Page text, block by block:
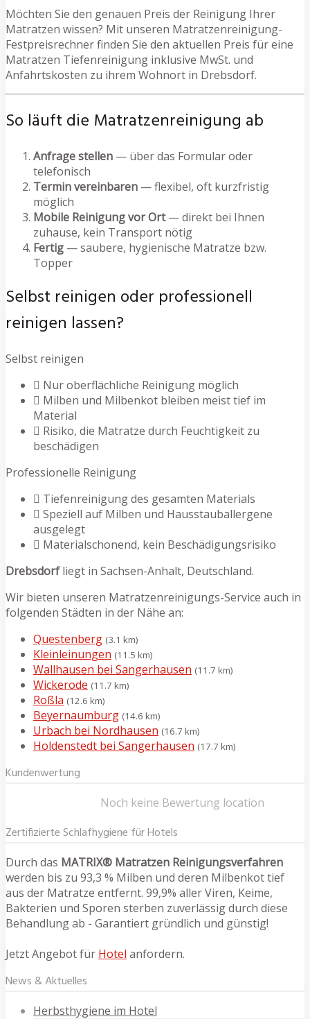
Möchten Sie den genauen Preis der Reinigung Ihrer
Matratzen wissen? Mit unseren Matratzenreinigung-
Festpreisrechner finden Sie den aktuellen Preis für eine
Matratzen Tiefenreinigung inklusive MwSt. und
Anfahrtskosten zu ihrem Wohnort in Drebsdorf.
So läuft die Matratzenreinigung ab
Anfrage stellen — über das Formular oder
telefonisch
Termin vereinbaren — flexibel, oft kurzfristig
möglich
Mobile Reinigung vor Ort— direkt bei Ihnen
zuhause, kein Transport nötig
Fertig — saubere, hygienische Matratze bzw.
Topper
Selbst reinigen oder professionell
reinigen lassen?
Selbst reinigen
Nur oberflächliche Reinigung möglich
Milben und Milbenkot bleiben meist tief im
Material
Risiko, die Matratze durch Feuchtigkeit zu
beschädigen
Professionelle Reinigung
Tiefenreinigung des gesamten Materials
Speziell auf Milben und Hausstauballergene
ausgelegt
Materialschonend, kein Beschädigungsrisiko
Drebsdorfliegt in Sachsen-Anhalt, Deutschland.
Wir bieten unseren Matratzenreinigungs-Service auch in
folgenden Städten in der Nähe an:
Questenberg (3.1 km)
Kleinleinungen (11.5 km)
Wallhausen bei Sangerhausen (11.7 km)
Wickerode (11.7 km)
Roßla (12.6 km)
Beyernaumburg (14.6 km)
Urbach bei Nordhausen (16.7 km)
Holdenstedt bei Sangerhausen (17.7 km)
Kundenwertung
Noch keine Bewertung location
Zertifizierte Schlafhygiene für Hotels
Durch das MATRIX® Matratzen Reinigungsverfahren
werden bis zu 93,3 % Milben und deren Milbenkot tief
aus der Matratze entfernt. 99,9% aller Viren, Keime,
Bakterien und Sporen sterben zuverlässig durch diese
Behandlung ab - Garantiert gründlich und günstig!
Jetzt Angebot für Hotel anfordern.
News & Aktuelles
Herbsthygiene im Hotel